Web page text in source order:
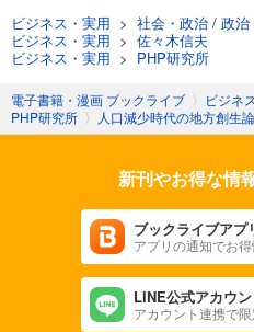
ビジネス・実用 > 社会・政治 / 政治
ビジネス・実用 > 佐々木信夫
ビジネス・実用 > PHP研究所
電子書籍・漫画 ブックライブ 〉 ビジネ
PHP研究所 〉 人口減少時代の地方創生論
新刊やお得な情
ブックライブアプ
アプリの通知でお
LINE公式アカウン
アカウント連携で